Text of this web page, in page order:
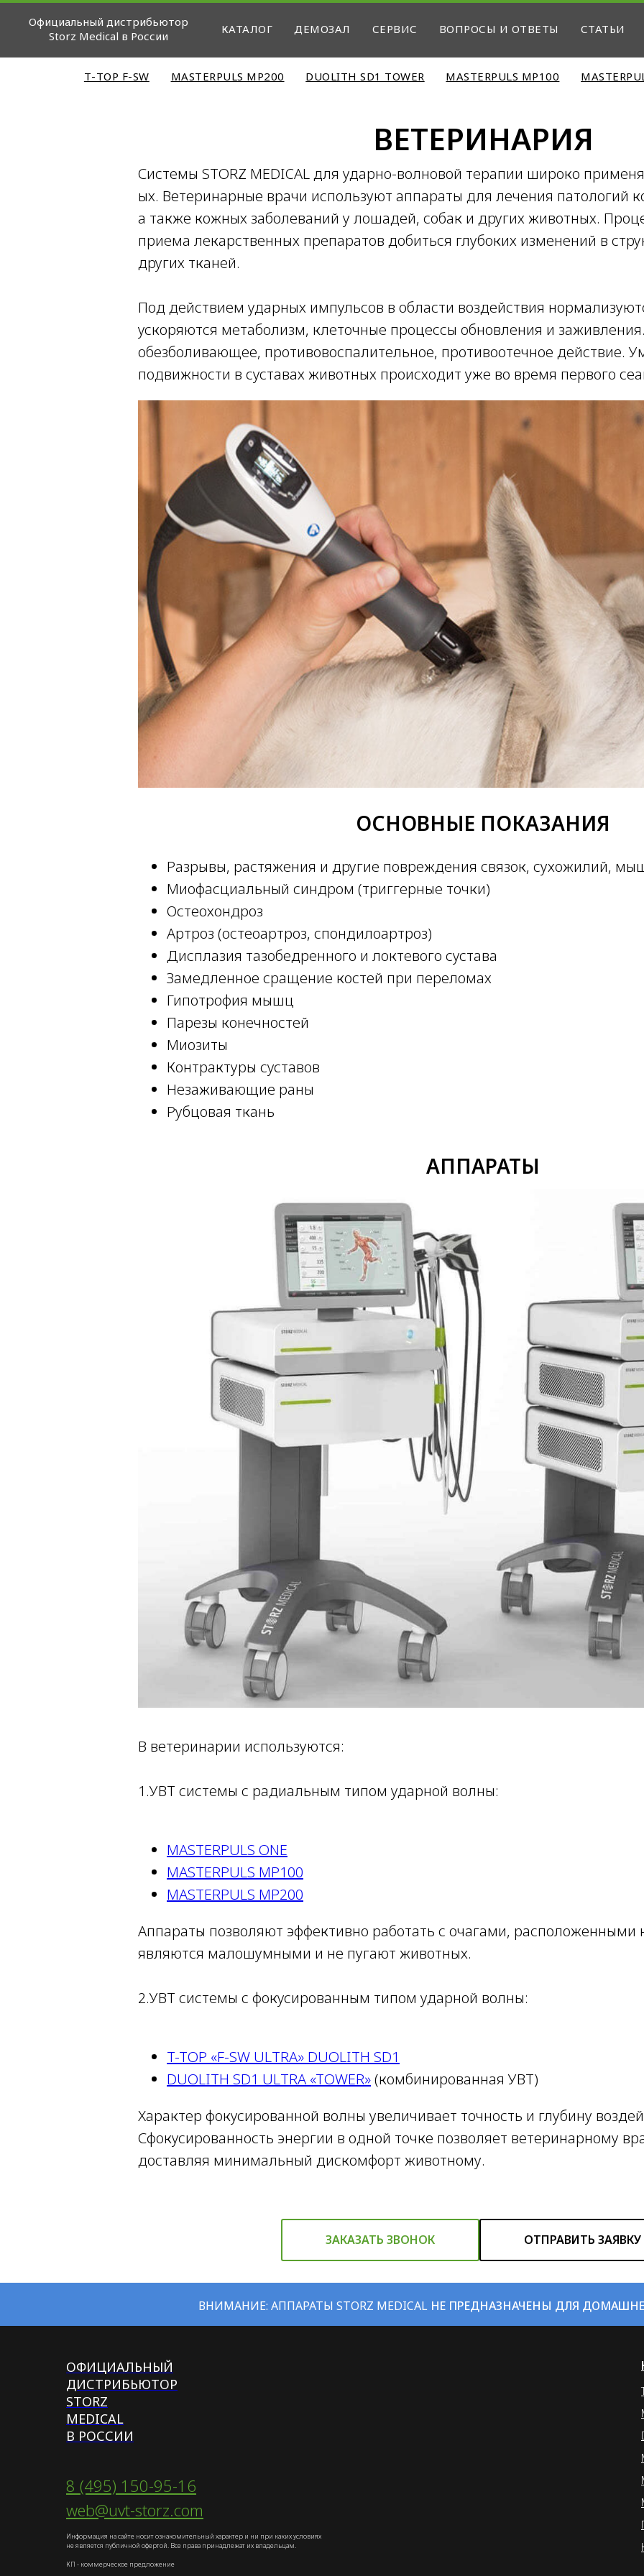
Официальный дистрибьютор
Storz Medical в России
КАТАЛОГ ДЕМОЗАЛ СЕРВИС ВОПРОСЫ И ОТВЕТЫ СТАТЬИ
Т-ТОР F-SW MASTERPULS MP200 DUOLITH SD1 TOWER MASTERPULS MP100
ВЕТЕРИНАРИЯ
Системы STORZ MEDICAL для ударно-волновой терапии широко
ых. Ветеринарные врачи используют аппараты для лечения патологий
а также кожных заболеваний у лошадей, собак и других животных.
приема лекарственных препаратов добиться глубоких изменений в
других тканей.
Под действием ударных импульсов в области воздействия
ускоряются метаболизм, клеточные процессы обновления и
обезболивающее, противовоспалительное, противоотечное действие.
подвижности в суставах животных происходит уже во время первого
ОСНОВНЫЕ ПОКАЗАНИЯ
Разрывы, растяжения и другие повреждения связок, сухожилий,
Миофасциальный синдром (триггерные точки)
Остеохондроз
Артроз (остеоартроз, спондилоартроз)
Дисплазия тазобедренного и локтевого сустава
Замедленное сращение костей при переломах
Гипотрофия мышц
Парезы конечностей
Миозиты
Контрактуры суставов
Незаживающие раны
Рубцовая ткань
АППАРАТЫ
В ветеринарии используются:
1.УВТ системы с радиальным типом ударной волны:
MASTERPULS ONE
MASTERPULS MP100
MASTERPULS MP200
Аппараты позволяют эффективно работать с очагами, расположенными
являются малошумными и не пугают животных.
2.УВТ системы с фокусированным типом ударной волны:
T-TOP «F-SW ULTRA» DUOLITH SD1
DUOLITH SD1 ULTRA «TOWER»(комбинированная УВТ)
Характер фокусированной волны увеличивает точность и глубину
Сфокусированность энергии в одной точке позволяет ветеринарному
доставляя минимальный дискомфорт животному.
ЗАКАЗАТЬ ЗВОНОК ОТПРАВИТЬ ЗАЯВКУ
ВНИМАНИЕ: АППАРАТЫ STORZ MEDICAL НЕ ПРЕДНАЗНАЧЕНЫ ДЛЯ
ОФИЦИАЛЬНЫЙ
ДИСТРИБЬЮТОР
STORZ
MEDICAL
В РОССИИ
8 (495) 150-95-16
web@uvt-storz.com
Информация на сайте носит ознакомительный характер и ни при каких условиях
не является публичной офертой. Все права принадлежат их владельцам.
КП - коммерческое предложение